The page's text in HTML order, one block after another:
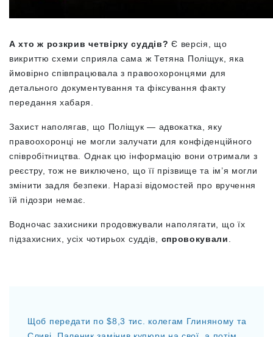
А хто ж розкрив четвірку суддів? Є версія, що
викриттю схеми сприяла сама ж Тетяна Поліщук, яка
ймовірно співпрацювала з правоохоронцями для
детального документування та фіксування факту
передання хабаря.
Захист наполягав, що Поліщук — адвокатка, яку
правоохоронці не могли залучати для конфіденційного
співробітництва. Однак цю інформацію вони отримали з
реєстру, тож не виключено, що її прізвище та ім’я могли
змінити задля безпеки. Наразі відомостей про вручення
їй підозри немає.
Водночас захисники продовжували наполягати, що їх
підзахисних, усіх чотирьох суддів, спровокували
Щоб передати по $8,3 тис. колегам Глиняному та